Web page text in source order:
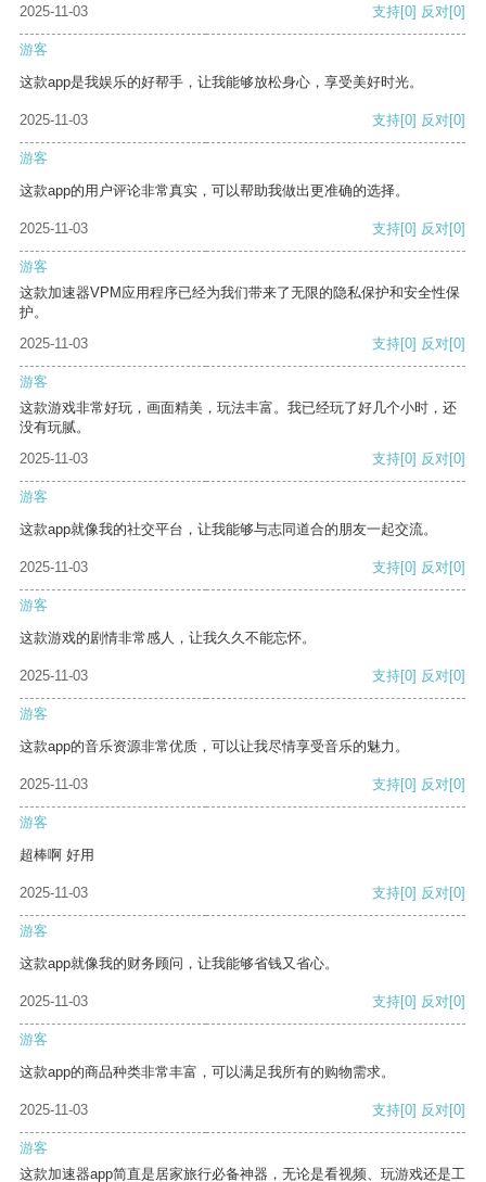
2025-11-03 支持[0] 反对[0]
游客
这款app是我娱乐的好帮手，让我能够放松身心，享受美好时光。
2025-11-03 支持[0] 反对[0]
游客
这款app的用户评论非常真实，可以帮助我做出更准确的选择。
2025-11-03 支持[0] 反对[0]
游客
这款加速器VPM应用程序已经为我们带来了无限的隐私保护和安全性保
护。
2025-11-03
支持[0] 反对[0]
游客
这款游戏非常好玩，画面精美，玩法丰富。我已经玩了好几个小时，还
没有玩腻。
2025-11-03
支持[0] 反对[0]
游客
这款app就像我的社交平台，让我能够与志同道合的朋友一起交流。
2025-11-03 支持[0] 反对[0]
游客
这款游戏的剧情非常感人，让我久久不能忘怀。
2025-11-03 支持[0] 反对[0]
游客
这款app的音乐资源非常优质，可以让我尽情享受音乐的魅力。
2025-11-03 支持[0] 反对[0]
游客
超棒啊 好用
2025-11-03 支持[0] 反对[0]
游客
这款app就像我的财务顾问，让我能够省钱又省心。
2025-11-03 支持[0] 反对[0]
游客
这款app的商品种类非常丰富，可以满足我所有的购物需求。
2025-11-03 支持[0] 反对[0]
游客
这款加速器app简直是居家旅行必备神器，无论是看视频、玩游戏还是工